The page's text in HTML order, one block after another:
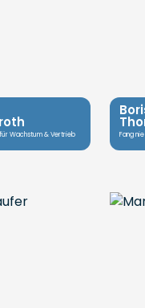
Wachstum & Vertrieb Fang